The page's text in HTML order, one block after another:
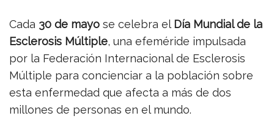
Cada 30 de mayo se celebra el Día Mundial de la
Esclerosis Múltiple, una efeméride impulsada
por la Federación Internacional de Esclerosis
Múltiple para concienciar a la población sobre
esta enfermedad que afecta a más de dos
millones de personas en el mundo.